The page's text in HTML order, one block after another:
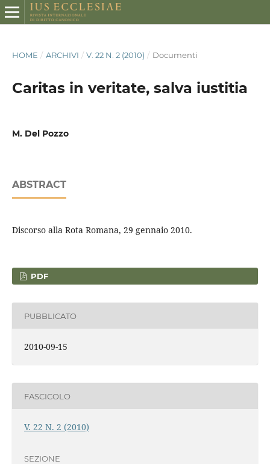
HOME / ARCHIVI / V. 22 N. 2 (2010) / Documenti
Caritas in veritate, salva iustitia
M. Del Pozzo
ABSTRACT
Discorso alla Rota Romana, 29 gennaio 2010.
PDF
PUBBLICATO
2010-09-15
FASCICOLO
V. 22 N. 2 (2010)
SEZIONE